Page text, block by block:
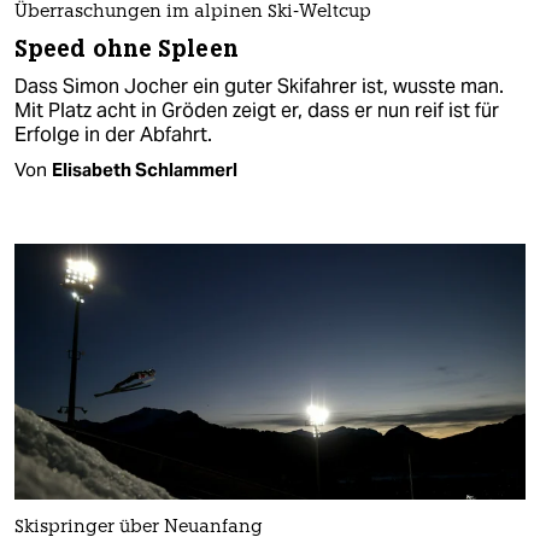
Überraschungen im alpinen Ski-Weltcup
Speed ohne Spleen
Dass Simon Jocher ein guter Skifahrer ist, wusste man.
Mit Platz acht in Gröden zeigt er, dass er nun reif ist für
Erfolge in der Abfahrt.
Von Elisabeth Schlammerl
Skispringer über Neuanfang